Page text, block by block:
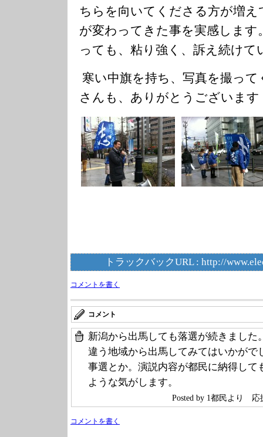
ちらを向いてくださる方が増
が変わってきた事を実感します
っても、粘り強く、訴え続け
寒い中旗を持ち、写真を撮っ
さんも、ありがとうございます
トラックバックURL : http://
コメントを書く
コメント
新潟から出馬しても落選が続きました
違う地域から出馬してみてはいかがで
事選とか。演説内容が都民に納得して
ような気がします。
Posted by 1都民より 応
コメントを書く